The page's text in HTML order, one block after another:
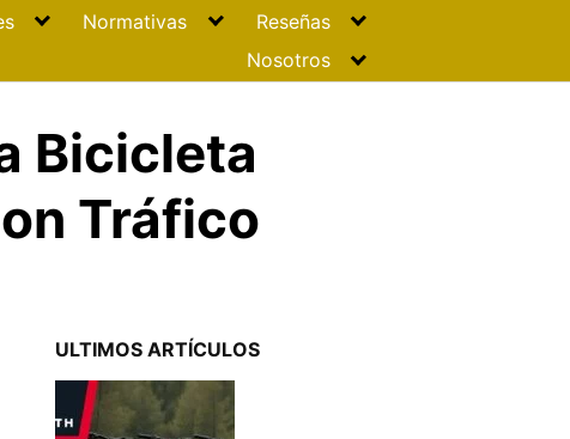
Normativas
Reseñas
Nosotros
Bicicleta
Tráfico
ULTIMOS ARTÍCULOS